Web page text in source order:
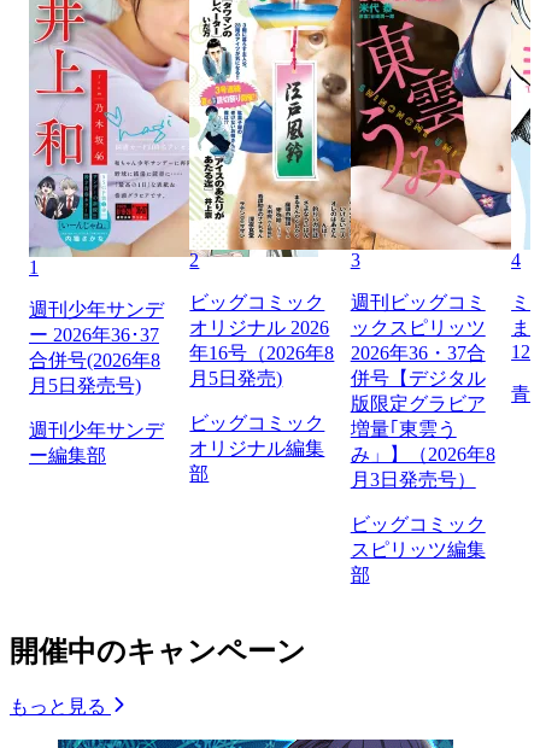
1
週刊少年サンデ
ー 2026年36･37
合併号(2026年8
月5日発売号)
週刊少年サンデ
ー編集部
2
ビッグコミック
オリジナル 2026
年16号（2026年8
月5日発売)
ビッグコミック
オリジナル編集
部
3
週刊ビッグコミ
ックスピリッツ
2026年36・37合
併号【デジタル
版限定グラビア
増量｢東雲う
み」】（2026年8
月3日発売号）
ビッグコミック
スピリッツ編集
部
4
ミ
ま
129
青
開催中のキャンペーン
もっと見る